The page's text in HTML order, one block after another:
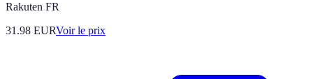
Rakuten FR
31.98 EURVoir le prix